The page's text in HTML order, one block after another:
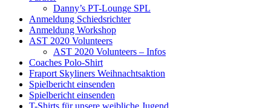
Danny’s PT-Lounge SPL
Anmeldung Schiedsrichter
Anmeldung Workshop
AST 2020 Volunteers
AST 2020 Volunteers – Infos
Coaches Polo-Shirt
Fraport Skyliners Weihnachtsaktion
Spielbericht einsenden
Spielbericht einsenden
T-Shirts für unsere weibliche Jugend